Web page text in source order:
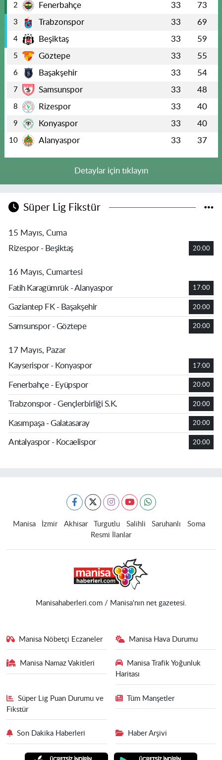
2 Fenerbahçe 33 73
3 Trabzonspor 33 69
4 Beşiktaş 33 59
5 Göztepe 33 55
6 Başakşehir 33 54
7 Samsunspor 33 48
8 Rizespor 33 40
9 Konyaspor 33 40
10 Alanyaspor 33 37
Detaylar için tıklayın
Süper Lig Fikstür
15 Mayıs, Cuma
Rizespor - Beşiktaş
20:00
16 Mayıs, Cumartesi
Fatih Karagümrük - Alanyaspor
17:00
Gaziantep FK - Başakşehir 20:00
Samsunspor - Göztepe 20:00
17 Mayıs, Pazar
Kayserispor - Konyaspor
17:00
Fenerbahçe - Eyüpspor 20:00
Trabzonspor - Gençlerbirliği S.K. 20:00
Kasımpaşa - Galatasaray 20:00
Antalyaspor - Kocaelispor 20:00
Manisa İzmir Akhisar Turgutlu Salihli Saruhanlı
Soma
Resmi İlanlar
Manisahaberleri.com / Manisa'nın net gazetesi.
Manisa Nöbetçi Eczaneler Manisa Hava Durumu
Manisa Namaz Vakitleri
Manisa Trafik Yoğunluk
Haritası
Süper Lig Puan Durumu ve
Fikstür
Tüm Manşetler
Son Dakika Haberleri Haber Arşivi